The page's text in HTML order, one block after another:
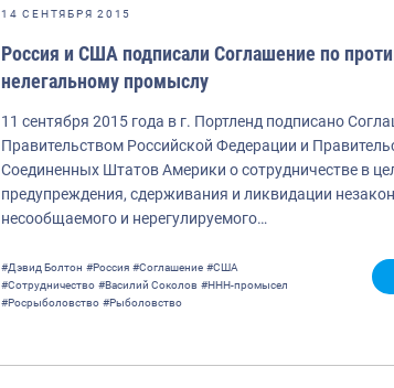
14 СЕНТЯБРЯ 2015
Россия и США подписали Соглашение по
нелегальному промыслу
11 сентября 2015 года в г. Портленд подписано
Правительством Российской Федерации и
Соединенных Штатов Америки о сотрудничестве в
предупреждения, сдерживания и ликвидации
несообщаемого и нерегулируемого…
#Дэвид Болтон #Россия #Соглашение #США
#Сотрудничество #Василий Соколов #ННН-промысел
#Росрыболовство #Рыболовство